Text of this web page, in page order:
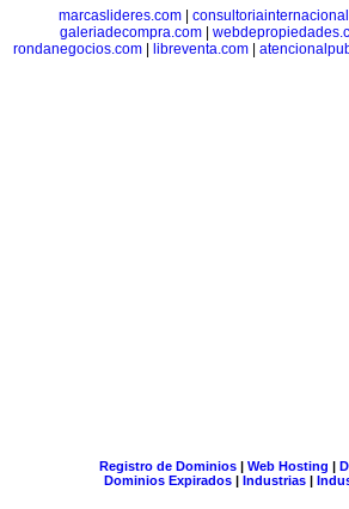
marcaslideres.com
galeriadecompra.com|
rondanegocios.com
libreventa.com
Registro de Dominios| Web Hosting |
Dominios Expirados | Industrias |